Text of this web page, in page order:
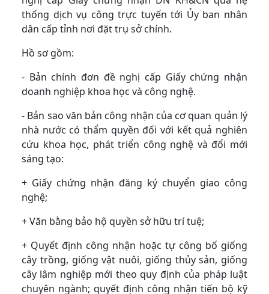
thống dịch vụ công trực tuyến tới Ủy ban nhân
dân cấp tỉnh nơi đặt trụ sở chính.
Hồ sơ gồm:
- Bản chính đơn đề nghị cấp Giấy chứng nhận
doanh nghiệp khoa học và công nghệ.
- Bản sao văn bản công nhận của cơ quan quản lý
nhà nước có thẩm quyền đối với kết quả nghiên
cứu khoa học, phát triển công nghệ và đổi mới
sáng tạo:
+ Giấy chứng nhận đăng ký chuyển giao công
nghệ;
+ Văn bằng bảo hộ quyền sở hữu trí tuệ;
+ Quyết định công nhận hoặc tự công bố giống
cây trồng, giống vật nuôi, giống thủy sản, giống
cây lâm nghiệp mới theo quy định của pháp luật
chuyên ngành; quyết định công nhận tiến bộ kỹ